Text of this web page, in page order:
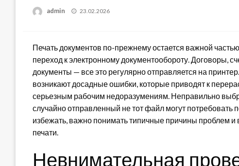
admin
Posted
23.02.2026
Печать документов по-прежнему остается важной
переход к электронному документообороту. Договоры,
документы — все это регулярно отправляется на
возникают досадные ошибки, которые приводят к
серьезным рабочим недоразумениям. Неправильно
случайно отправленный не тот файл могут потребовать
избежать, важно понимать типичные причины проблем и
печати.
Невнимательная